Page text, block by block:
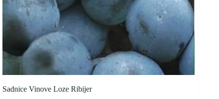
Sadnice Vinove Loze Ribijer